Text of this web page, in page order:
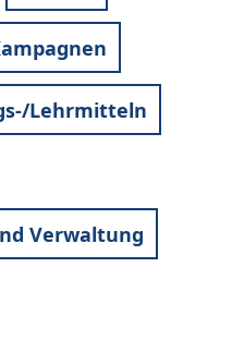
Lehrmitteln
Verwaltung